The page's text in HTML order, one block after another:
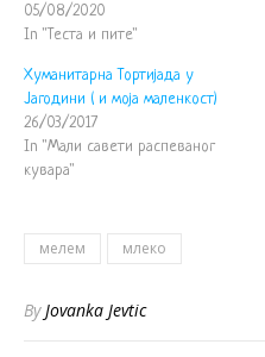
05/08/2020
In "Теста и пите"
Хуманитарна Тортијада у
Јагодини ( и моја маленкост)
26/03/2017
In "Мали савети распеваног
кувара"
мелем млеко
By Jovanka Jevtic